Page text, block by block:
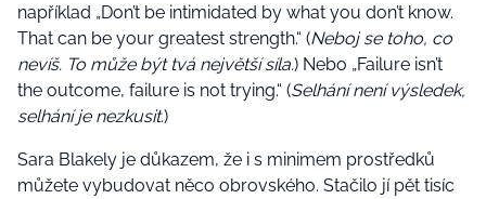
například „Don’t be intimidated by what you don’t know.
That can be your greatest strength.“ (Neboj se toho, co
nevíš. To může být tvá největší síla.) Nebo „Failure isn’t
the outcome, failure is not trying.“ (Selhání není výsledek,
selhání je nezkusit.)
Sara Blakely je důkazem, že i s minimem prostředků
můžete vybudovat něco obrovského. Stačilo jí pět tisíc